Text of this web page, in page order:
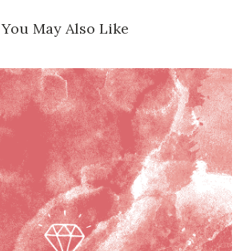
You May Also Like